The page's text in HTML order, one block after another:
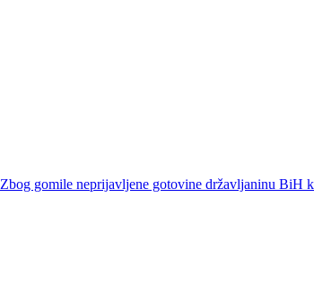
Zbog gomile neprijavljene gotovine državljaninu BiH